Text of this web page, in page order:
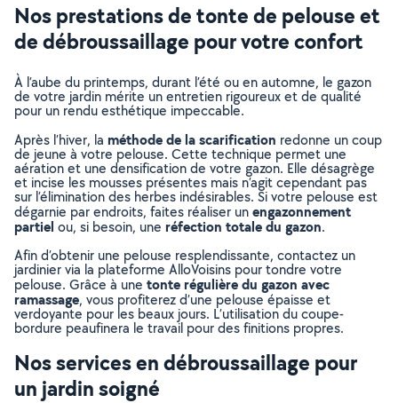
Nos prestations de tonte de pelouse et
de débroussaillage pour votre confort
À l’aube du printemps, durant l’été ou en automne, le gazon
de votre jardin mérite un entretien rigoureux et de qualité
pour un rendu esthétique impeccable.
Après l’hiver, la méthode de la scarification redonne un coup
de jeune à votre pelouse. Cette technique permet une
aération et une densification de votre gazon. Elle désagrège
et incise les mousses présentes mais n’agit cependant pas
sur l’élimination des herbes indésirables. Si votre pelouse est
dégarnie par endroits, faites réaliser unengazonnement
partiel ou, si besoin, une réfection totale du gazon.
Afin d’obtenir une pelouse resplendissante, contactez un
jardinier via la plateforme AlloVoisins pour tondre votre
pelouse. Grâce à une tonte régulière du gazon avec
ramassage, vous profiterez d’une pelouse épaisse et
verdoyante pour les beaux jours. L’utilisation du coupe-
bordure peaufinera le travail pour des finitions propres.
Nos services en débroussaillage pour
un jardin soigné